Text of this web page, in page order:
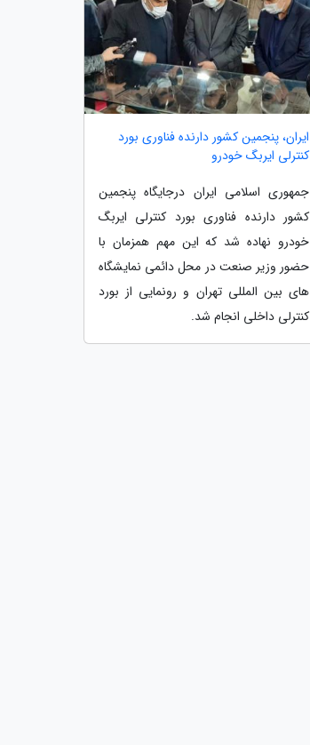
ایران، پنجمین کشور دارنده فناوری بورد
کنترلی ایربگ خودرو
جمهوری اسلامی ایران درجایگاه پنجمین
کشور دارنده فناوری بورد کنترلی ایربگ
خودرو نهاده شد که این مهم همزمان با
حضور وزیر صنعت در محل دائمی نمایشگاه
های بین المللی تهران و رونمایی از بورد
کنترلی داخلی انجام شد.